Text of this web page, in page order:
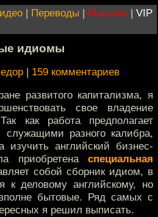
| Переводы | Магазин | VIP
идиомы
| 159 комментариев
развитого капитализма, я
свое владение
как работа предполагает
разного калибра,
изучить английский бизнес-
приобретена специальная
собой сборник идиом, в
к деловому английскому, но
бытовые. Ряд самых с
я решил выписать.